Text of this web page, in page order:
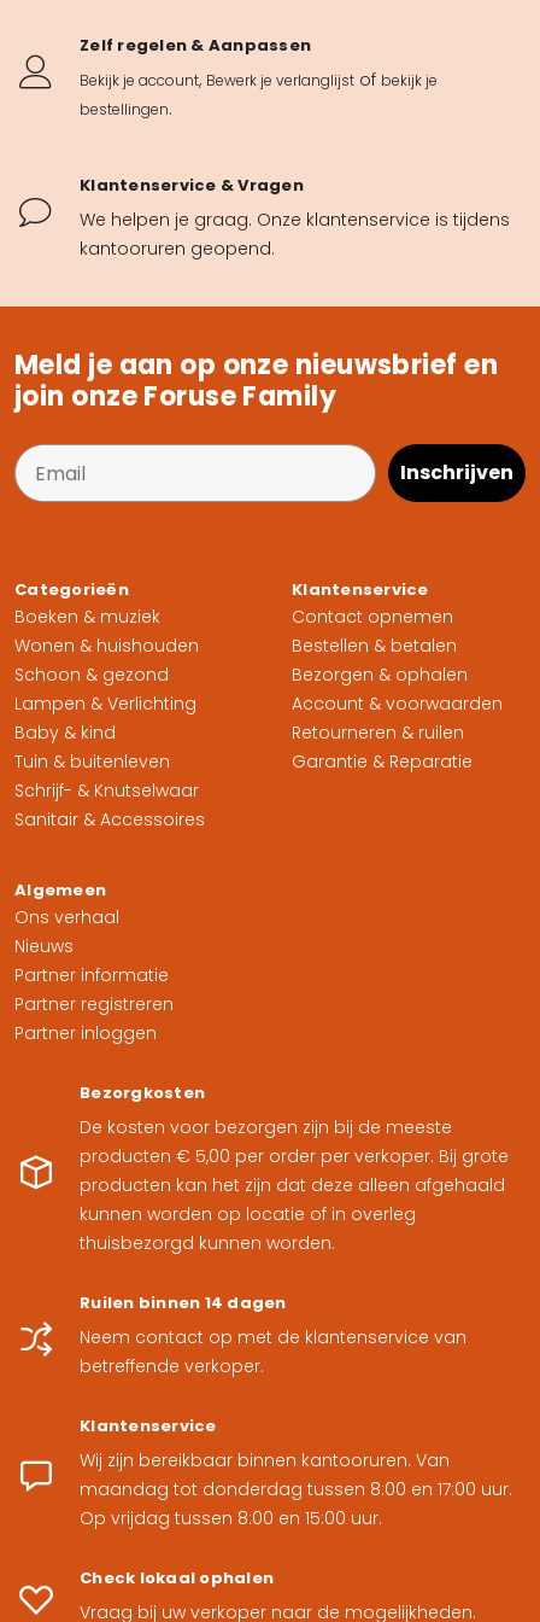
Zelf regelen & Aanpassen
Bekijk je account, Bewerk je verlanglijst of bekijk je
bestellingen.
Klantenservice & Vragen
We helpen je graag. Onze klantenservice is tijdens
kantooruren geopend.
Meld je aan op onze nieuwsbrief en
join onze Foruse Family
Inschrijven
Categorieën
Boeken & muziek
Wonen & huishouden
Schoon & gezond
Lampen & Verlichting
Baby & kind
Tuin & buitenleven
Schrijf- & Knutselwaar
Sanitair & Accessoires
Klantenservice
Contact opnemen
Bestellen & betalen
Bezorgen & ophalen
Account & voorwaarden
Retourneren & ruilen
Garantie & Reparatie
Algemeen
Ons verhaal
Nieuws
Partner informatie
Partner registreren
Partner inloggen
Bezorgkosten
De kosten voor bezorgen zijn bij de meeste
producten € 5,00 per order per verkoper. Bij grote
producten kan het zijn dat deze alleen afgehaald
kunnen worden op locatie of in overleg
thuisbezorgd kunnen worden.
Ruilen binnen 14 dagen
Neem contact op met de klantenservice van
betreffende verkoper.
Klantenservice
Wij zijn bereikbaar binnen kantooruren. Van
maandag tot donderdag tussen 8:00 en 17:00 uur.
Op vrijdag tussen 8:00 en 15:00 uur.
Check lokaal ophalen
Vraag bij uw verkoper naar de mogelijkheden.
Join
de